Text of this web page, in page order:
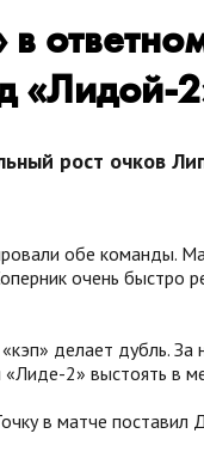
«Лидой-
рост очков
обе команды.
очень быстро
делает дубль.
2» выстоять в
в матче